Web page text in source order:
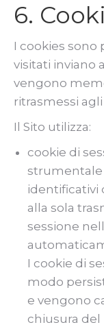
6.
I cookies sono
visitati inviano
vengono
ritrasmessi agli
Il Sito utilizza:
cookie di
strumentale
identificativi
alla sola
sessione
I cookie di
modo
e vengono
chiusura del